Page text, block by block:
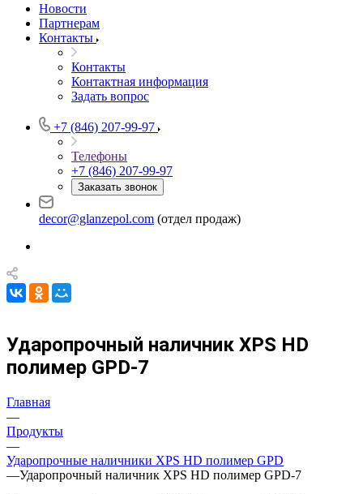
Новости
Партнерам
Контакты
Контакты
Контактная информация
Задать вопрос
+7 (846) 207-99-97
Телефоны
+7 (846) 207-99-97
Заказать звонок
decor@glanzepol.com (отдел продаж)
Ударопрочный наличник XPS HD
полимер GPD-7
Главная
—
Продукты
—
Ударопрочные наличники XPS HD полимер GPD
—Ударопрочный наличник XPS HD полимер GPD-7